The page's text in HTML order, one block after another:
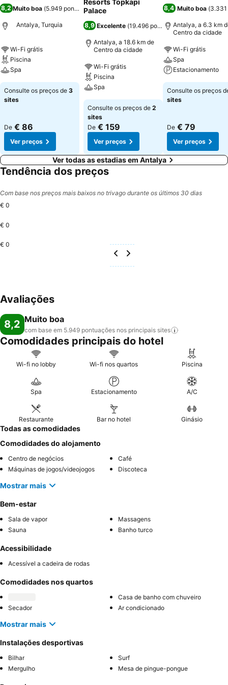
8,2 Muito boa (5.949 pontuações)
Antalya, Turquia
Wi-Fi grátis
Piscina
Spa
Consulte os preços de 3
sites
De € 86
Ver preços
Resorts Topkapi
Palace
8,9 Excelente (19.496 pontuações)
Antalya, a 18.6 km de
Centro da cidade
Wi-Fi grátis
Piscina
Spa
Consulte os preços de 2
sites
De € 159
Ver preços
8,4 Muito boa (3.331
Antalya, a 6.3 km
Centro da cidade
Wi-Fi grátis
Spa
Estacionamento
Consulte os preços
sites
De € 79
Ver preços
Ver todas as estadias em Antalya
Tendência dos preços
Com base nos preços mais baixos no trivago durante os últimos 30 dias
€ 0
€ 0
€ 0
Avaliações
8,2 Muito boa
com base em 5.949 pontuações nos principais sites
Comodidades principais do hotel
Wi-fi no lobby Wi-fi nos quartos Piscina
Spa Estacionamento A/C
Restaurante Bar no hotel Ginásio
Todas as comodidades
Comodidades do alojamento
Centro de negócios
Café
Máquinas de jogos/videojogos
Discoteca
Mostrar mais
Bem-estar
Sala de vapor
Massagens
Sauna
Banho turco
Acessibilidade
Acessível a cadeira de rodas
Comodidades nos quartos
Casa de banho com chuveiro
Secador
Ar condicionado
Mostrar mais
Instalações desportivas
Bilhar
Surf
Mergulho
Mesa de pingue-pongue